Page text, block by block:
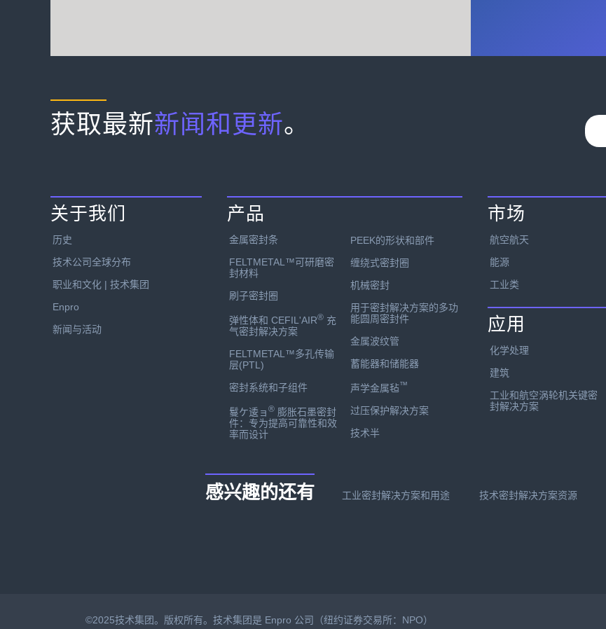
获取最新新闻和更新。
关于我们
历史
技术公司全球分布
职业和文化 | 技术集团
Enpro
新闻与活动
产品
金属密封条
FELTMETAL™可研磨密
封材料
刷子密封圈
弹性体和 CEFIL'AIR® 充
气密封解决方案
FELTMETAL™多孔传输
层(PTL)
密封系统和子组件
鬘ケ逶ョ ® 膨胀石墨密封
件：专为提高可靠性和效
率而设计
PEEK的形状和部件
缠绕式密封圈
机械密封
用于密封解决方案的多功
能圆周密封件
金属波纹管
蓄能器和储能器
声学金属毡™
过压保护解决方案
技术半
市场
航空航天
能源
工业类
应用
化学处理
建筑
工业和航空涡轮机关键密
封解决方案
感兴趣的还有 工业密封解决方案和用途 技术密封解决方案资源
©2025技术集团。版权所有。技术集团是 Enpro 公司（纽约证券交易所：NPO）